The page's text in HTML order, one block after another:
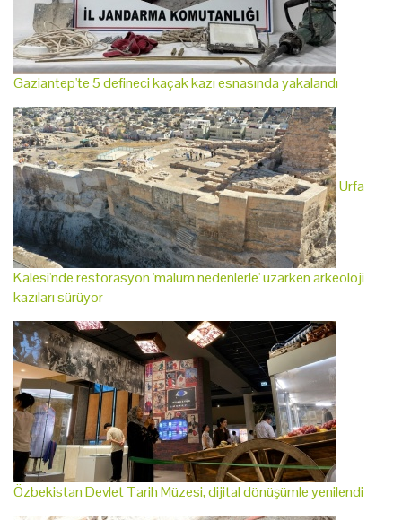
Gaziantep'te 5 defineci kaçak kazı esnasında yakalandı
Urfa
Kalesi'nde restorasyon 'malum nedenlerle' uzarken arkeoloji
kazıları sürüyor
Özbekistan Devlet Tarih Müzesi, dijital dönüşümle yenilendi